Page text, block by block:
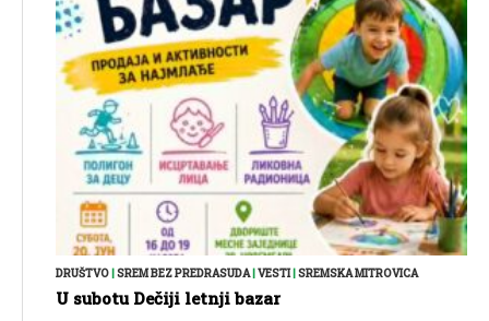
DRUŠTVO|SREM BEZ PREDRASUDA|VESTI|SREMSKA MITROVICA
U subotu Dečiji letnji bazar